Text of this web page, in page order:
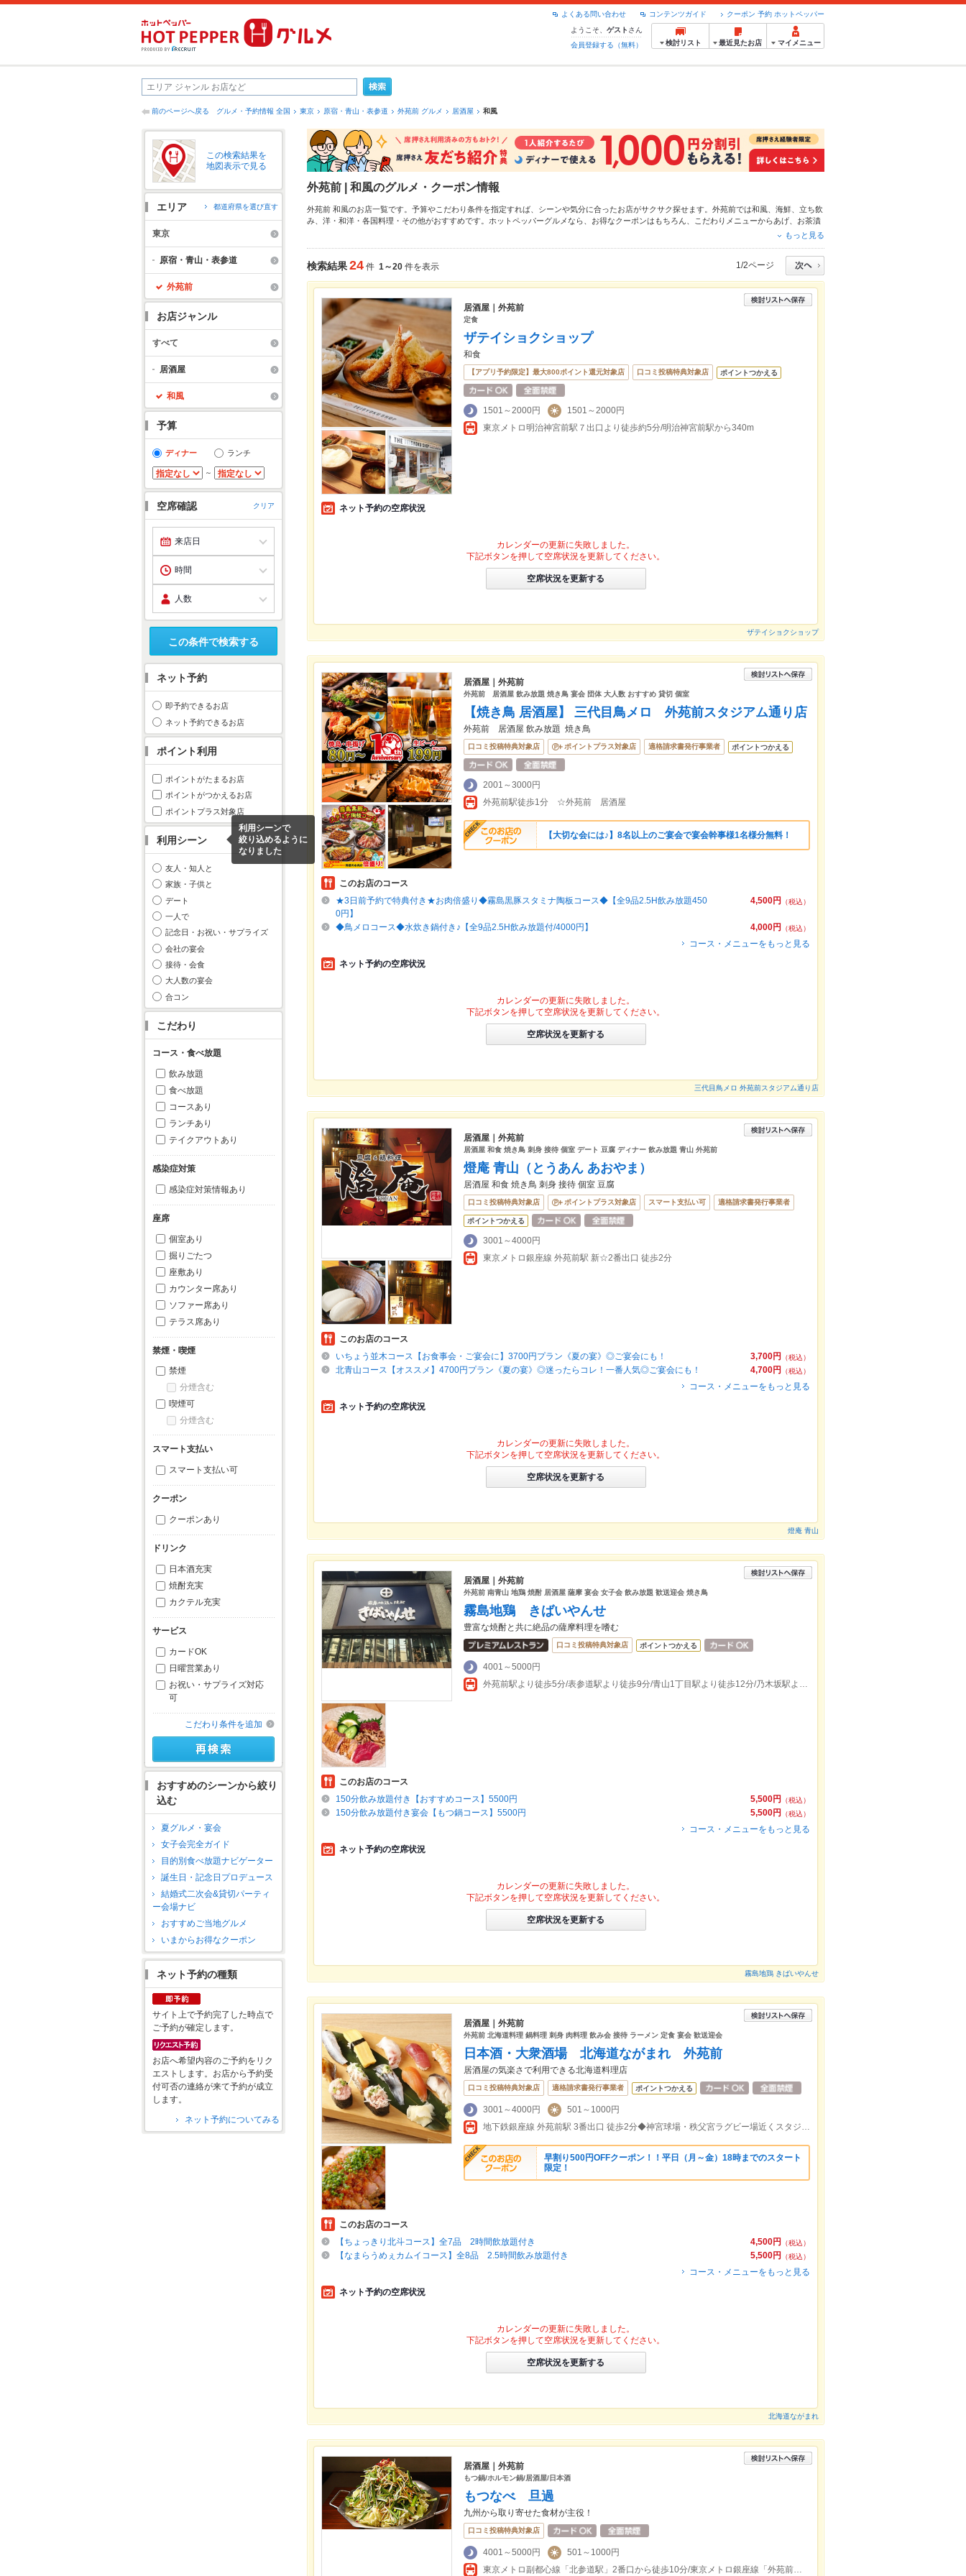
クーポン 予約 ホットペッパー
コンテンツガイド
よくある問い合わせ
ようこそ、 ゲスト さん
会員登録する（無料）
検討リスト 最近見たお店 マイメニュー
前のページへ戻る グルメ・予約情報 全国 東京 原宿・青山・表参道 外苑前 グルメ 居酒屋 和風
この検索結果を
地図表示で見る
エリア 都道府県を選び直す
東京
原宿・青山・表参道
外苑前
お店ジャンル
すべて
居酒屋
和風
予算
ディナー ランチ
～
空席確認 クリア
この条件で検索する
ネット予約
即予約できるお店
ネット予約できるお店
ポイント利用
ポイントがたまるお店
ポイントがつかえるお店
ポイントプラス対象店
利用シーン
利用シーンで
絞り込めるように
なりました
友人・知人と
家族・子供と
デート
一人で
記念日・お祝い・サプライズ
会社の宴会
接待・会食
大人数の宴会
合コン
こだわり
コース・食べ放題
飲み放題
食べ放題
コースあり
ランチあり
テイクアウトあり
感染症対策
感染症対策情報あり
座席
個室あり
掘りごたつ
座敷あり
カウンター席あり
ソファー席あり
テラス席あり
禁煙・喫煙
禁煙
分煙含む
喫煙可
分煙含む
スマート支払い
スマート支払い可
クーポン
クーポンあり
ドリンク
日本酒充実
焼酎充実
カクテル充実
サービス
カードOK
日曜営業あり
お祝い・サプライズ対応
可
こだわり条件を追加
おすすめのシーンから絞り
込む
夏グルメ・宴会
女子会完全ガイド
目的別食べ放題ナビゲーター
誕生日・記念日プロデュース
結婚式二次会&貸切パーティ
ー会場ナビ
おすすめご当地グルメ
いまからお得なクーポン
ネット予約の種類
サイト上で予約完了した時点で
ご予約が確定します。
お店へ希望内容のご予約をリク
エストします。お店から予約受
付可否の連絡が来て予約が成立
します。
ネット予約についてみる
外苑前 | 和風のグルメ・クーポン情報
外苑前 和風のお店一覧です。予算やこだわり条件を指定すれば、シーンや気分に合ったお店がサクサク探せます。外苑前では和風、 海鮮
立ち飲
み
洋・和洋・各国料理・その他がおすすめです。ホットペッパーグルメなら、お得なクーポンはもちろん、こだわりメニューからあげ
お茶漬
や季節のおすすめ料理など、お店の最新情報をご紹介しているので安心！24時間使える簡単便利なネット予約が使えるお店も拡大中で
もっと見る
検索結果24 件 1～20 件を表示 1/2ページ
居酒屋｜外苑前
定食
ザテイショクショップ
和食
【アプリ予約限定】最大800ポイント還元対象店 口コミ投稿特典対象店 ポイントつかえる
1501～2000円
1501～2000円
東京メトロ明治神宮前駅７出口より徒歩約5分/明治神宮前駅から340m
ネット予約の空席状況
カレンダーの更新に失敗しました。
下記ボタンを押して空席状況を更新してください。
空席状況を更新する
ザテイショクショップ
居酒屋｜外苑前
外苑前 居酒屋 飲み放題 焼き鳥 宴会 団体 大人数 おすすめ 貸切 個室
【焼き鳥 居酒屋】 三代目鳥メロ 外苑前スタジアム通り店
外苑前 居酒屋 飲み放題 焼き鳥
口コミ投稿特典対象店 ポイントプラス対象店 適格請求書発行事業者 ポイントつかえる
2001～3000円
外苑前駅徒歩1分 ☆外苑前 居酒屋
【大切な会には♪】8名以上のご宴会で宴会幹事様1名様分無料！
このお店のコース
4,500円
（税込）
★3日前予約で特典付き★お肉倍盛り◆霧島黒豚スタミナ陶板コース◆【全9品2.5H飲み放題450
0円】
4,000円
（税込）
◆鳥メロコース◆水炊き鍋付き♪【全9品2.5H飲み放題付/4000円】
コース・メニューをもっと見る
ネット予約の空席状況
カレンダーの更新に失敗しました。
下記ボタンを押して空席状況を更新してください。
空席状況を更新する
三代目鳥メロ 外苑前スタジアム通り店
居酒屋｜外苑前
居酒屋 和食 焼き鳥 刺身 接待 個室 デート 豆腐 ディナー 飲み放題 青山 外苑前
燈庵 青山（とうあん あおやま）
居酒屋 和食 焼き鳥 刺身 接待 個室 豆腐
口コミ投稿特典対象店 ポイントプラス対象店 スマート支払い可 適格請求書発行事業者
ポイントつかえる
3001～4000円
東京メトロ銀座線 外苑前駅 新☆2番出口 徒歩2分
このお店のコース
3,700円
（税込）
いちょう並木コース【お食事会・ご宴会に】3700円プラン《夏の宴》◎ご宴会にも！
4,700円
（税込）
北青山コース【オススメ】4700円プラン《夏の宴》◎迷ったらコレ！一番人気◎ご宴会にも！
コース・メニューをもっと見る
ネット予約の空席状況
カレンダーの更新に失敗しました。
下記ボタンを押して空席状況を更新してください。
空席状況を更新する
燈庵 青山
居酒屋｜外苑前
外苑前 南青山 地鶏 焼酎 居酒屋 薩摩 宴会 女子会 飲み放題 歓送迎会 焼き鳥
霧島地鶏 きばいやんせ
豊富な焼酎と共に絶品の薩摩料理を嗜む
口コミ投稿特典対象店 ポイントつかえる
4001～5000円
外苑前駅より徒歩5分/表参道駅より徒歩9分/青山1丁目駅より徒歩12分/乃木坂駅より徒歩14分
このお店のコース
5,500円
（税込）
150分飲み放題付き【おすすめコース】5500円
5,500円
（税込）
150分飲み放題付き宴会【もつ鍋コース】5500円
コース・メニューをもっと見る
ネット予約の空席状況
カレンダーの更新に失敗しました。
下記ボタンを押して空席状況を更新してください。
空席状況を更新する
霧島地鶏 きばいやんせ
居酒屋｜外苑前
外苑前 北海道料理 鍋料理 刺身 肉料理 飲み会 接待 ラーメン 定食 宴会 歓送迎会
日本酒・大衆酒場 北海道ながまれ 外苑前
居酒屋の気楽さで利用できる北海道料理店
口コミ投稿特典対象店 適格請求書発行事業者 ポイントつかえる
3001～4000円
501～1000円
地下鉄銀座線 外苑前駅 3番出口 徒歩2分◆神宮球場・秩父宮ラグビー場近くスタジアム通り沿いのお店です。
早割り500円OFFクーポン！！平日（月～金）18時までのスタート
限定！
このお店のコース
4,500円
（税込）
【ちょっきり北斗コース】全7品 2時間飲放題付き
5,500円
（税込）
【なまらうめぇカムイコース】全8品 2.5時間飲み放題付き
コース・メニューをもっと見る
ネット予約の空席状況
カレンダーの更新に失敗しました。
下記ボタンを押して空席状況を更新してください。
空席状況を更新する
北海道ながまれ
居酒屋｜外苑前
もつ鍋/ホルモン鍋/居酒屋/日本酒
もつなべ 旦過
九州から取り寄せた食材が主役！
口コミ投稿特典対象店
4001～5000円
501～1000円
東京メトロ副都心線「北参道駅」2番口から徒歩10分/東京メトロ銀座線「外苑前駅」3番口から徒歩11分